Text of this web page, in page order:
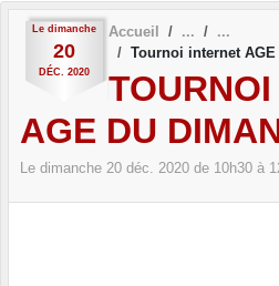
Le dimanche
20
DÉC. 2020
Accueil
Tournoi internet
AGE DU
Le dimanche 20 déc. 2020 de 10h30 à